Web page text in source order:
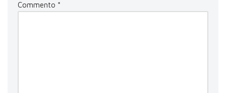
Commento *